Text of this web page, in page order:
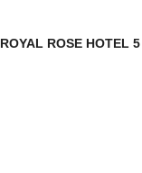
ROSE HOTEL 5